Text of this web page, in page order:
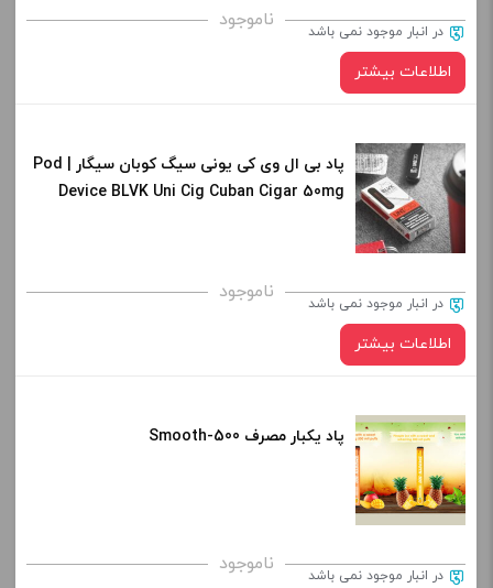
برای فعال شدن سبد خرید و نمایش قیمت ، گزینه های محصول را
از کادر بالا انتخاب کنید.
+
افزودن به سبد خرید
ناموجود در انبار موجود نمی باشد
اطلاعات بیشتر
پاد بی ال وی کی یونی سیگ کوبان سیگار | Pod
Device BLVK Uni Cig Cuban Cigar 50mg
ناموجود در انبار موجود نمی باشد
اطلاعات بیشتر
پاد یکبار مصرف Smooth-500
ناموجود در انبار موجود نمی باشد